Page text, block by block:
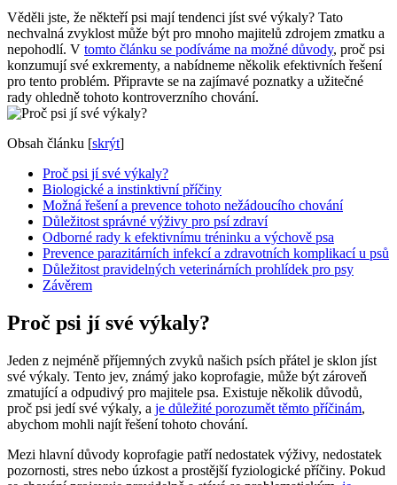
Věděli jste, že někteří psi mají tendenci jíst své výkaly? Tato
nechvalná zvyklost může být pro mnoho majitelů zdrojem zmatku a
nepohodlí. V tomto článku se podíváme na možné důvody, proč psi
konzumují své exkrementy, a nabídneme několik efektivních řešení
pro tento problém. Připravte se na zajímavé poznatky a užitečné
rady ohledně tohoto kontroverzního chování.
Obsah článku [skrýt]
Proč psi jí své výkaly?
Biologické a instinktivní příčiny
Možná řešení a prevence tohoto nežádoucího chování
Důležitost správné výživy pro psí zdraví
Odborné rady k efektivnímu tréninku a výchově psa
Prevence parazitárních infekcí a zdravotních komplikací u psů
Důležitost pravidelných veterinárních prohlídek pro psy
Závěrem
Proč psi jí své výkaly?
Jeden z nejméně příjemných zvyků našich psích přátel je sklon jíst
své výkaly. Tento jev, známý jako koprofagie, může být zároveň
zmatující a odpudivý pro majitele psa. Existuje několik důvodů,
proč psi jedí své výkaly, a je důležité porozumět těmto příčinám,
abychom mohli najít řešení tohoto chování.
Mezi hlavní důvody koprofagie patří nedostatek výživy, nedostatek
pozornosti, stres nebo úzkost a prostější fyziologické příčiny. Pokud